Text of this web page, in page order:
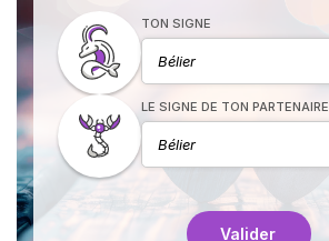
TON SIGNE
LE SIGNE DE TON PARTENAIRE
Valider